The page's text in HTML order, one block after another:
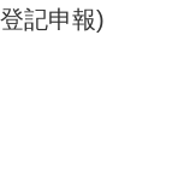
記申報)